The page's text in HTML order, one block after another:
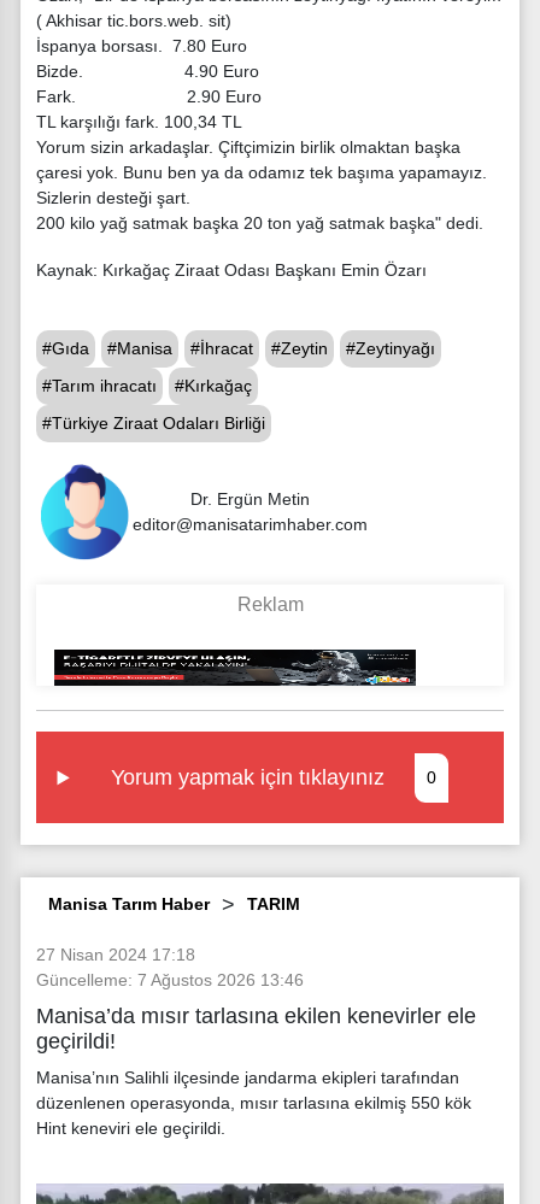
( Akhisar tic.bors.web. sit)
İspanya borsası. 7.80 Euro
Bizde. 4.90 Euro
Fark. 2.90 Euro
TL karşılığı fark. 100,34 TL
Yorum sizin arkadaşlar. Çiftçimizin birlik olmaktan başka
çaresi yok. Bunu ben ya da odamız tek başıma yapamayız.
Sizlerin desteği şart.
200 kilo yağ satmak başka 20 ton yağ satmak başka" dedi.
Kaynak: Kırkağaç Ziraat Odası Başkanı Emin Özarı
#Gıda #Manisa #İhracat #Zeytin
#Zeytinyağı
#Tarım ihracatı
#Kırkağaç
#Türkiye Ziraat Odaları Birliği
Dr. Ergün Metin
editor@manisatarimhaber.com
Yorum yapmak için tıklayınız 0
Manisa Tarım Haber TARIM
27 Nisan 2024 17:18
Güncelleme: 7 Ağustos 2026 13:46
Manisa’da mısır tarlasına ekilen kenevirler ele
geçirildi!
Manisa’nın Salihli ilçesinde jandarma ekipleri tarafından
düzenlenen operasyonda, mısır tarlasına ekilmiş 550 kök
Hint keneviri ele geçirildi.